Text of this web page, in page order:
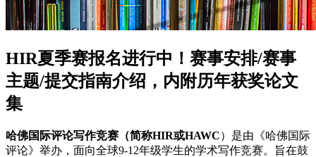
HIR夏季赛报名进行中！赛事安排/赛事
主题/提交指南介绍，内附历年获奖论文
集
哈佛国际评论写作竞赛（简称HIR或HAWC）是由《哈佛国际
评论》举办，面向全球9-12年级学生的学术写作竞赛。旨在鼓